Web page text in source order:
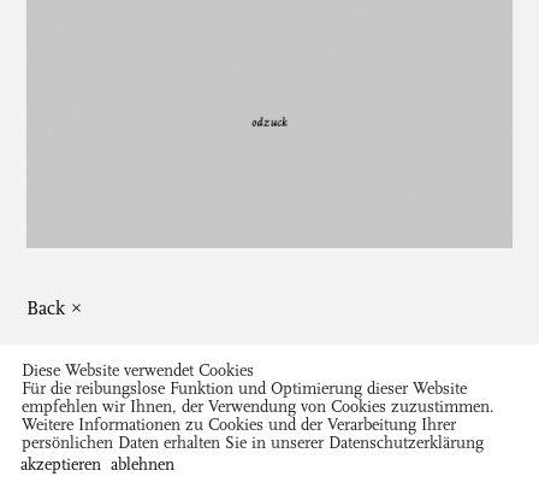
Back ×
Close ×
Diese Website verwendet Cookies
Für die reibungslose Funktion und Optimierung dieser Website
empfehlen wir Ihnen, der Verwendung von Cookies zuzustimmen.
Weitere Informationen zu Cookies und der Verarbeitung Ihrer
persönlichen Daten erhalten Sie in unserer Datenschutzerklärung
akzeptieren ablehnen